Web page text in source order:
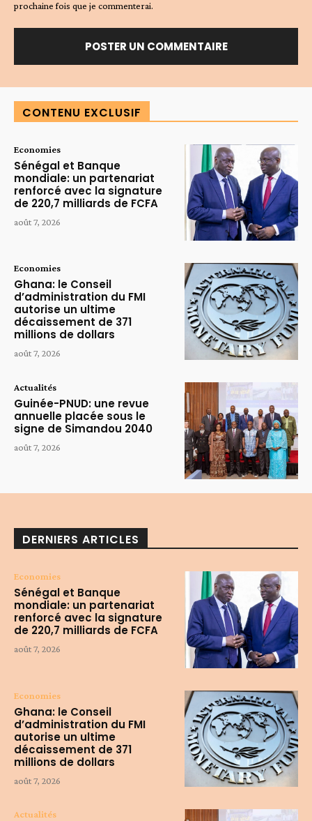
prochaine fois que je commenterai.
CONTENU EXCLUSIF
Economies
Sénégal et Banque
mondiale: un partenariat
renforcé avec la signature
de 220,7 milliards de FCFA
août 7, 2026
Economies
Ghana: le Conseil
d’administration du FMI
autorise un ultime
décaissement de 371
millions de dollars
août 7, 2026
Actualités
Guinée-PNUD: une revue
annuelle placée sous le
signe de Simandou 2040
août 7, 2026
DERNIERS ARTICLES
Economies
Sénégal et Banque
mondiale: un partenariat
renforcé avec la signature
de 220,7 milliards de FCFA
août 7, 2026
Economies
Ghana: le Conseil
d’administration du FMI
autorise un ultime
décaissement de 371
millions de dollars
août 7, 2026
Actualités